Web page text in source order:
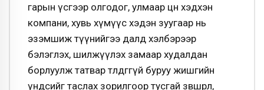
гарын үсгээр олгодог, улмаар цөөн хэдхэн
компани, хувь хүмүүс хэдэн зуугаар нь
эзэмшиж түүнийгээ далд хэлбэрээр
бэлэглэх, шилжүүлэх замаар худалдан
борлуулж татвар төлдөггүй буруу жишгийн
үндсийг таслах зорилгоор тусгай зөвшөөрөл,